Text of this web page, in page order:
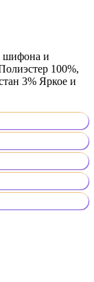
шифона и
100%,
3% Яркое и